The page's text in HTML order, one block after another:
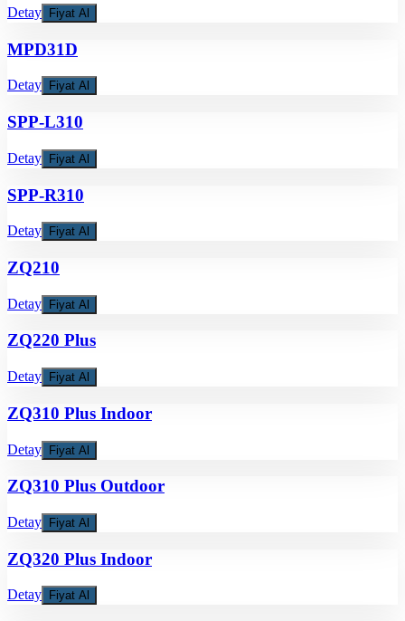
Detay Fiyat Al
MPD31D
Detay Fiyat Al
SPP-L310
Detay Fiyat Al
SPP-R310
Detay Fiyat Al
ZQ210
Detay Fiyat Al
ZQ220 Plus
Detay Fiyat Al
ZQ310 Plus Indoor
Detay Fiyat Al
ZQ310 Plus Outdoor
Detay Fiyat Al
ZQ320 Plus Indoor
Detay Fiyat Al